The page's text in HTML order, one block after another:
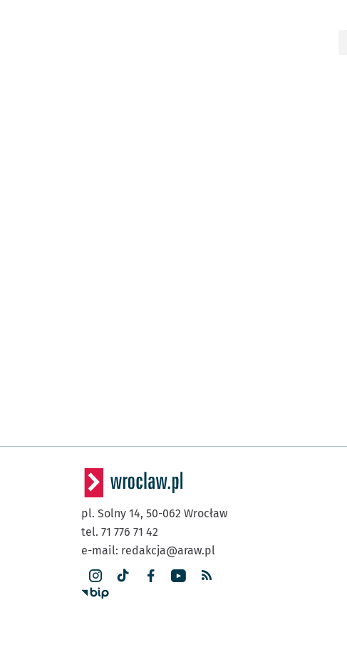
pl. Solny 14, 50-062 Wrocław
tel. 71 776 71 42
e-mail: redakcja@araw.pl